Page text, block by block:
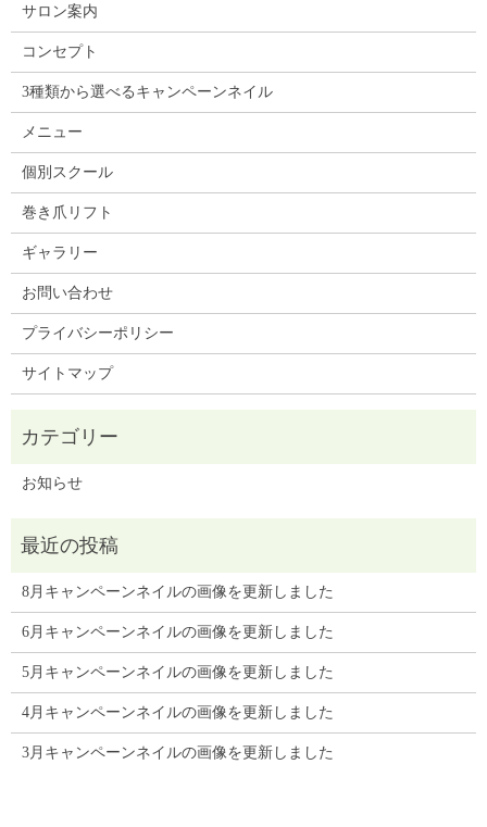
サロン案内
コンセプト
3種類から選べるキャンペーンネイル
メニュー
個別スクール
巻き爪リフト
ギャラリー
お問い合わせ
プライバシーポリシー
サイトマップ
お知らせ
8月キャンペーンネイルの画像を更新しました
6月キャンペーンネイルの画像を更新しました
5月キャンペーンネイルの画像を更新しました
4月キャンペーンネイルの画像を更新しました
3月キャンペーンネイルの画像を更新しました